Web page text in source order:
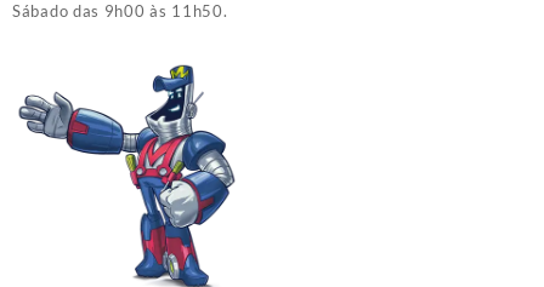
Sábado das 9h00 às 11h50.